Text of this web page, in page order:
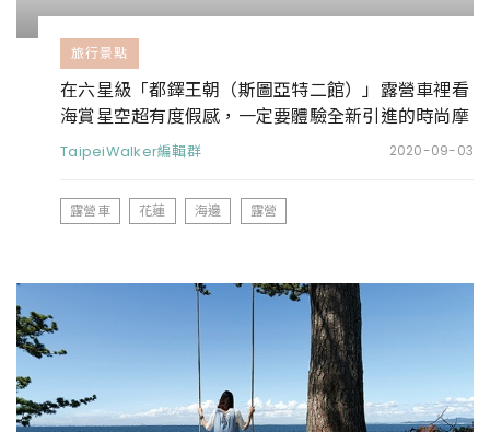
旅行景點
在六星級「都鐸王朝（斯圖亞特二館）」露營車裡看
海賞星空超有度假感，一定要體驗全新引進的時尚摩
登露營車
TaipeiWalker編輯群 2020-09-03
露營車 花蓮 海邊 露營